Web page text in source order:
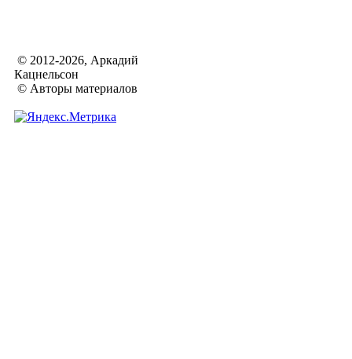
© 2012-2026, Аркадий
Кацнельсон
© Авторы материалов